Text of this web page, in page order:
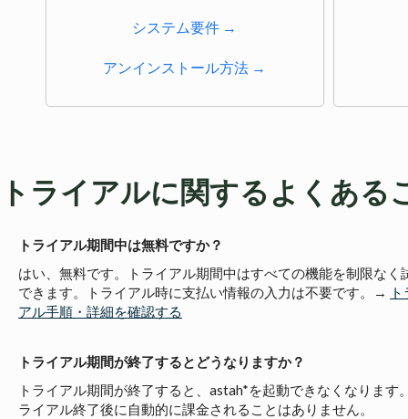
システム要件 →
アンインストール方法 →
トライアルに関するよくある
トライアル期間中は無料ですか？
はい、無料です。トライアル期間中はすべての機能を制限なく
できます。トライアル時に支払い情報の入力は不要です。→
アル手順・詳細を確認する
トライアル期間が終了するとどうなりますか？
トライアル期間が終了すると、astah*を起動できなくなります
ライアル終了後に自動的に課金されることはありません。